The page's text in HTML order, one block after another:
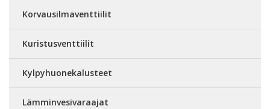
Korvausilmaventtiilit
Kuristusventtiilit
Kylpyhuonekalusteet
Lämminvesivaraajat